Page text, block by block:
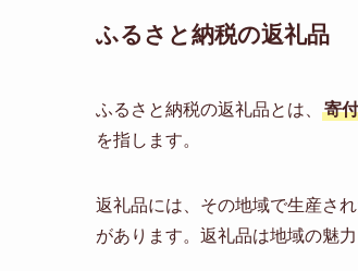
ふるさと納税の返礼品
ふるさと納税の返礼品とは、
寄
を指します。
返礼品には、その地域で生産さ
があります。返礼品は地域の魅